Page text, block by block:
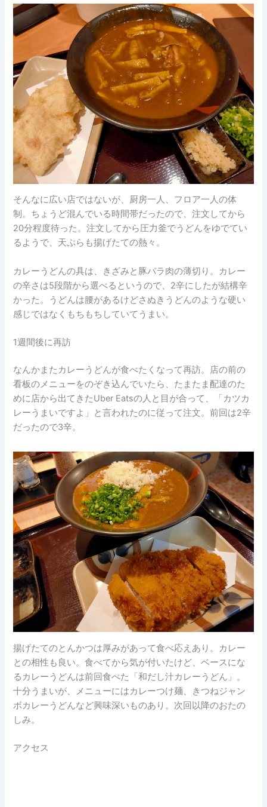
そんなに広い店ではないが、厨房一人、フロア一人の体
制。ちょうど混んでいる時間帯だったので、注文してから
20分程度待った。注文してから圧力釜でうどんをゆでてい
るようで、天ぷらも揚げたての熱々。
カレーうどんの具は、きざみと豚バラ肉の薄切り。カレー
の辛さは5段階から選べるというので、2辛にしたが結構辛
かった。うどんは腰があるけどさぬきうどんのような硬い
感じではなくもちもちしていてうまい。
1週間後に再訪
なんかまたカレーうどんが食べたくなって再訪。店の前の
看板のメニューをのぞき込んでいたら、たまたま配達のた
めに店から出てきたUber Eatsの人と目が合って、「カツカ
レーうまいですよ」と言われたのに従って注文。前回は2辛
だったので3辛。
揚げたてのとんかつは厚みがあって食べ応えあり。カレー
との相性も良い。食べてから気が付いたけど、ベースにな
るカレーうどんは前回食べた「和だし汁カレーうどん」。
十分うまいが、メニューにはカレーつけ麺、きつねジャン
ボカレーうどんなど興味深いものあり。次回以降のおたの
しみ。
アクセス